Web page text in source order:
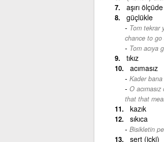
aşırı ölçüde
güçlükle
Tom tekrar
chance to go
Tom acıya
tıkız
acımasız
Kader bana
O
that that
kazık
sıkıca
Bisikletin
sert (içki)